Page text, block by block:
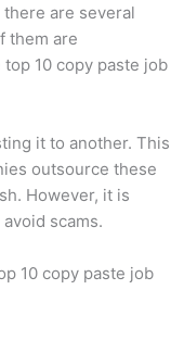
are several
them are
10 copy paste job
it to another. This
outsource these
However, it is
scams.
10 copy paste job